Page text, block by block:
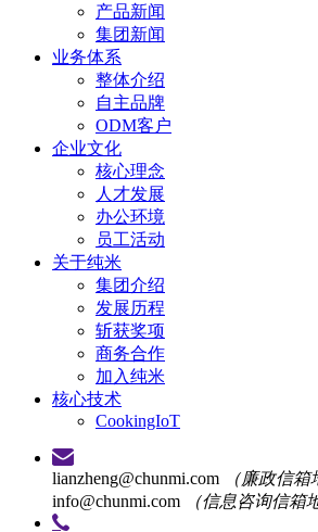
产品新闻
集团新闻
业务体系
整体介绍
自主品牌
ODM客户
企业文化
核心理念
人才发展
办公环境
员工活动
关于纯米
集团介绍
发展历程
斩获奖项
商务合作
加入纯米
核心技术
CookingIoT
lianzheng@chunmi.com
（廉政信箱
info@chunmi.com
（信息咨询信箱